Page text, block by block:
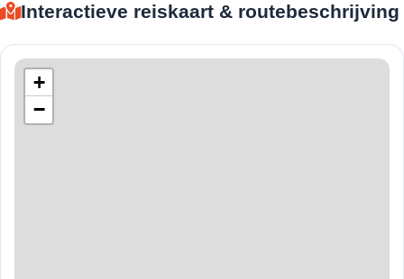
Interactieve reiskaart & routebeschrijving
+
−